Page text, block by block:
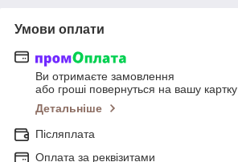
Умови оплати
Ви отримаєте замовлення
або гроші повернуться на вашу картку
Детальніше
Післяплата
Оплата за реквізитами